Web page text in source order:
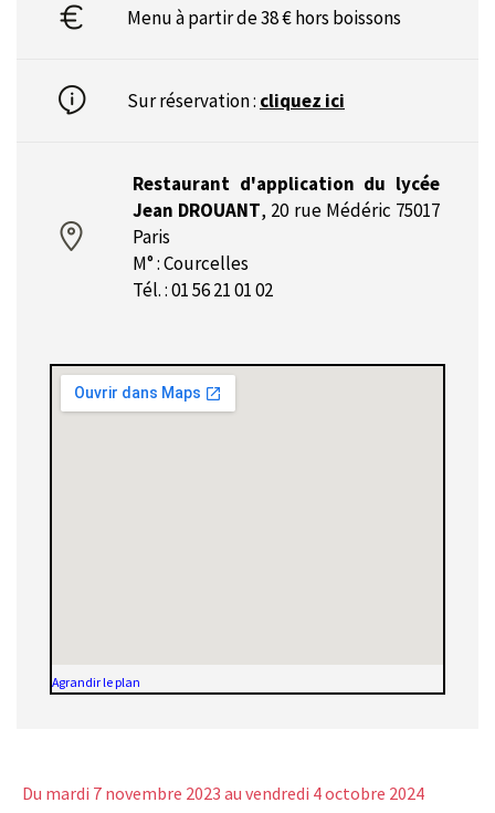
Menu à partir de 38 € hors boissons
Sur réservation : cliquez ici
Restaurant d'application du lycée
Jean DROUANT, 20 rue Médéric 75017
Paris
M° : Courcelles
Tél. : 01 56 21 01 02
Agrandir le plan
Du mardi 7 novembre 2023 au vendredi 4 octobre 2024